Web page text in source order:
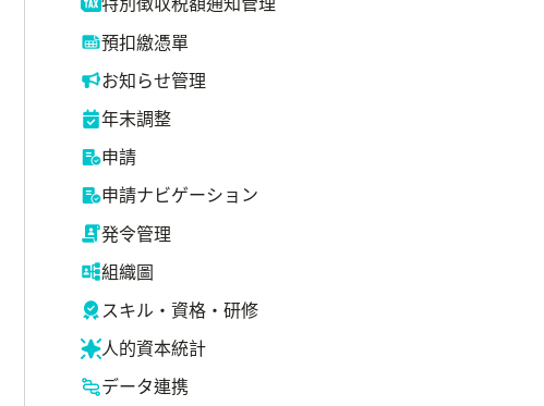
預扣繳憑單
お知らせ管理
年末調整
申請
申請ナビゲーション
発令管理
組織圖
スキル・資格・研修
人的資本統計
データ連携